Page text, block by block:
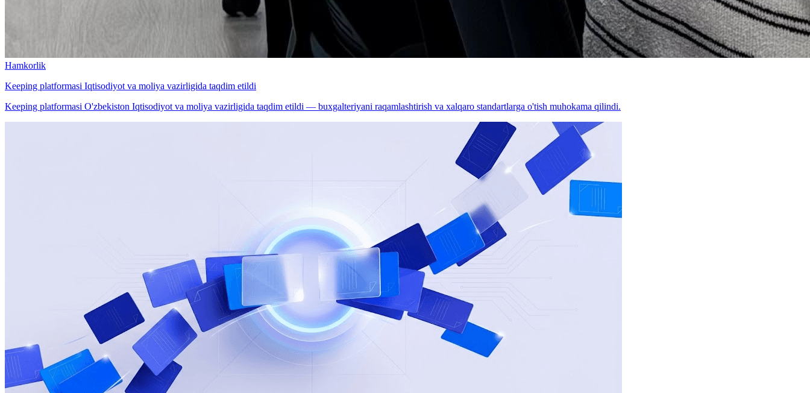
Hamkorlik
Keeping platformasi Iqtisodiyot va moliya vazirligida taqdim etildi
Keeping platformasi O'zbekiston Iqtisodiyot va moliya vazirligida taqdim etildi — buxgalteriyani raqamlashtirish va xalqaro standartlarga o'tish muhokama qilindi.